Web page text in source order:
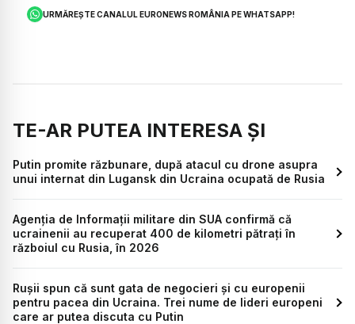
URMĂREȘTE CANALUL EURONEWS ROMÂNIA PE WHATSAPP!
TE-AR PUTEA INTERESA ȘI
Putin promite răzbunare, după atacul cu drone asupra
unui internat din Lugansk din Ucraina ocupată de Rusia
Agenția de Informații militare din SUA confirmă că
ucrainenii au recuperat 400 de kilometri pătrați în
războiul cu Rusia, în 2026
Rușii spun că sunt gata de negocieri și cu europenii
pentru pacea din Ucraina. Trei nume de lideri europeni
care ar putea discuta cu Putin